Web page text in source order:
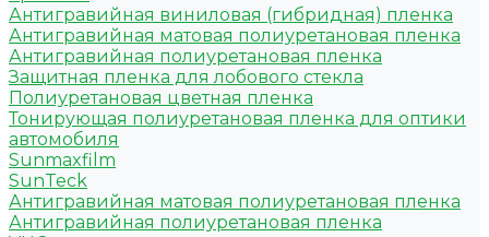
Антигравийная виниловая (гибридная) пленка
Антигравийная матовая полиуретановая пленка
Антигравийная полиуретановая пленка
Защитная пленка для лобового стекла
Полиуретановая цветная пленка
Тонирующая полиуретановая пленка для оптики
автомобиля
Sunmaxfilm
SunTeck
Антигравийная матовая полиуретановая пленка
Антигравийная полиуретановая пленка